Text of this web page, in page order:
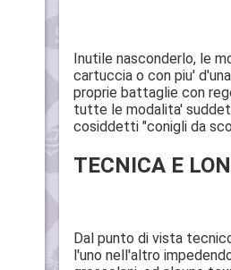
Inutile nasconderlo, le
cartuccia o con piu'
proprie battaglie con
tutte le modalita'
cosiddetti "conigli da
TECNICA E
Dal punto di vista
l'uno nell'altro